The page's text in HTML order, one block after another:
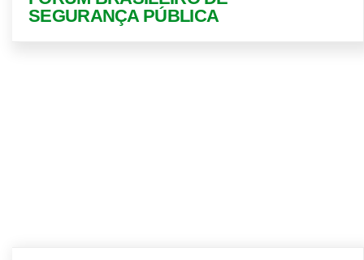
SEGURANÇA PÚBLICA